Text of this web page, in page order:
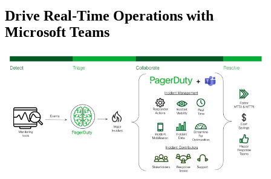
Drive Real-Time Operations with
Microsoft Teams